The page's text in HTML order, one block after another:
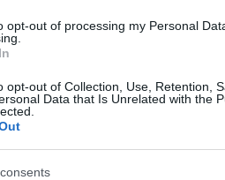
opt-out of processing my Personal
opt-out of Collection, Use, Retention,
Data that Is Unrelated with the